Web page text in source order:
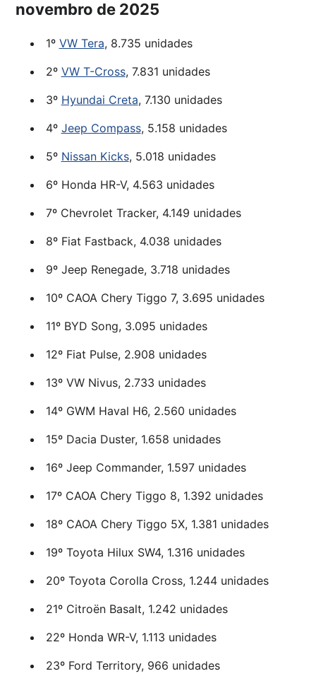
novembro de 2025
1º VW Tera, 8.735 unidades
2º VW T-Cross, 7.831 unidades
3º Hyundai Creta, 7.130 unidades
4º Jeep Compass, 5.158 unidades
5º Nissan Kicks, 5.018 unidades
6º Honda HR-V, 4.563 unidades
7º Chevrolet Tracker, 4.149 unidades
8º Fiat Fastback, 4.038 unidades
9º Jeep Renegade, 3.718 unidades
10º CAOA Chery Tiggo 7, 3.695 unidades
11º BYD Song, 3.095 unidades
12º Fiat Pulse, 2.908 unidades
13º VW Nivus, 2.733 unidades
14º GWM Haval H6, 2.560 unidades
15º Dacia Duster, 1.658 unidades
16º Jeep Commander, 1.597 unidades
17º CAOA Chery Tiggo 8, 1.392 unidades
18º CAOA Chery Tiggo 5X, 1.381 unidades
19º Toyota Hilux SW4, 1.316 unidades
20º Toyota Corolla Cross, 1.244 unidades
21º Citroën Basalt, 1.242 unidades
22º Honda WR-V, 1.113 unidades
23º Ford Territory, 966 unidades